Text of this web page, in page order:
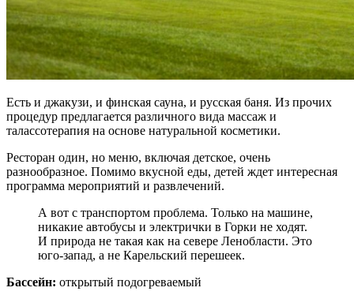
Есть и джакузи, и финская сауна, и русская баня. Из прочих
процедур предлагается различного вида массаж и
талассотерапия на основе натуральной косметики.
Ресторан один, но меню, включая детское, очень
разнообразное. Помимо вкусной еды, детей ждет интересная
программа мероприятий и развлечений.
А вот с транспортом проблема. Только на машине,
никакие автобусы и электрички в Горки не ходят.
И природа не такая как на севере Ленобласти. Это
юго-запад, а не Карельский перешеек.
Бассейн: открытый подогреваемый